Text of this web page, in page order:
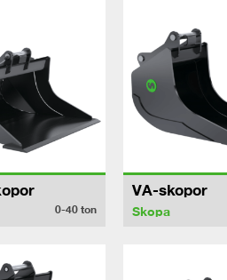
0-40ton
VA-skopor
Skopa